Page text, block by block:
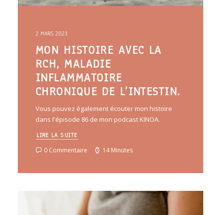
2 MARS 2023
MON HISTOIRE AVEC LA
RCH, MALADIE
INFLAMMATOIRE
CHRONIQUE DE L’INTESTIN.
Vous pouvez également écouter mon histoire
dans l'épisode 86 de mon podcast KINOA.
LIRE LA SUITE
0 Commentaire 14 Minutes